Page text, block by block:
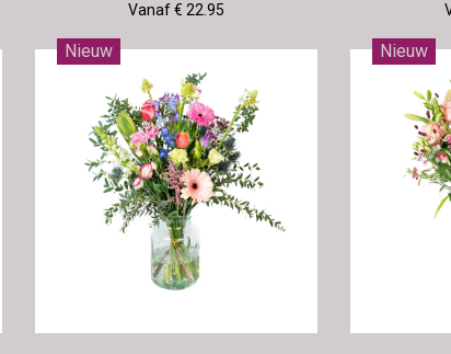
Vanaf € 22.95
Nieuw Nieuw